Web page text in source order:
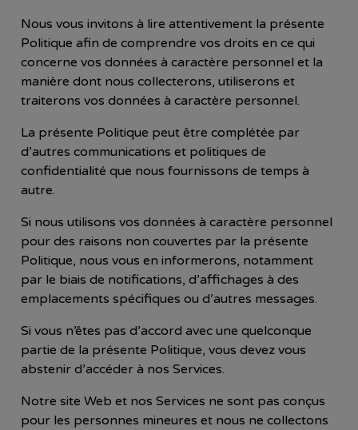
Nous vous invitons à lire attentivement la présente
Politique afin de comprendre vos droits en ce qui
concerne vos données à caractère personnel et la
manière dont nous collecterons, utiliserons et
traiterons vos données à caractère personnel.
La présente Politique peut être complétée par
d’autres communications et politiques de
confidentialité que nous fournissons de temps à
autre.
Si nous utilisons vos données à caractère personnel
pour des raisons non couvertes par la présente
Politique, nous vous en informerons, notamment
par le biais de notifications, d’affichages à des
emplacements spécifiques ou d’autres messages.
Si vous n’êtes pas d’accord avec une quelconque
partie de la présente Politique, vous devez vous
abstenir d’accéder à nos Services.
Notre site Web et nos Services ne sont pas conçus
pour les personnes mineures et nous ne collectons